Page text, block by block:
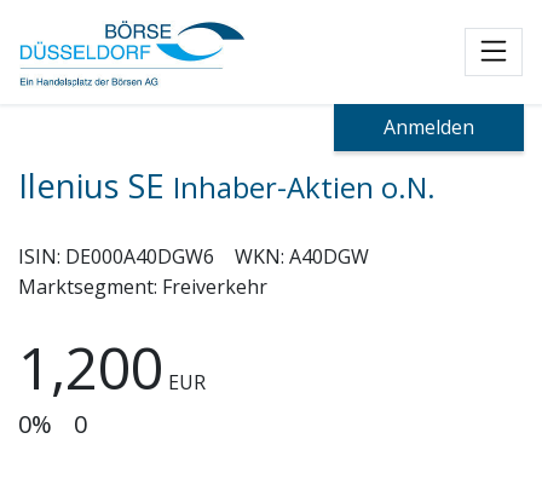
Anmelden
Ilenius SE Inhaber-Aktien o.N.
ISIN: DE000A40DGW6 WKN: A40DGW
Marktsegment: Freiverkehr
1,200 EUR
0% 0